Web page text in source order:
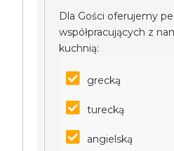
Dla Gości oferujemy
współpracujących z
kuchnią:
grecką
turecką
angielską